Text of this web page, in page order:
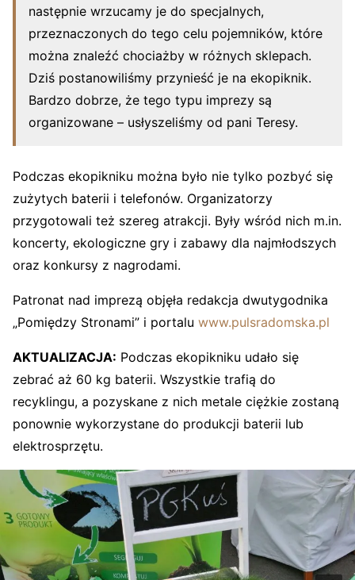
następnie wrzucamy je do specjalnych,
przeznaczonych do tego celu pojemników, które
można znaleźć chociażby w różnych sklepach.
Dziś postanowiliśmy przynieść je na ekopiknik.
Bardzo dobrze, że tego typu imprezy są
organizowane – usłyszeliśmy od pani Teresy.
Podczas ekopikniku można było nie tylko pozbyć się
zużytych baterii i telefonów. Organizatorzy
przygotowali też szereg atrakcji. Były wśród nich m.in.
koncerty, ekologiczne gry i zabawy dla najmłodszych
oraz konkursy z nagrodami.
Patronat nad imprezą objęła redakcja dwutygodnika
„Pomiędzy Stronami” i portalu www.pulsradomska.pl
AKTUALIZACJA: Podczas ekopikniku udało się
zebrać aż 60 kg baterii. Wszystkie trafią do
recyklingu, a pozyskane z nich metale ciężkie zostaną
ponownie wykorzystane do produkcji baterii lub
elektrosprzętu.